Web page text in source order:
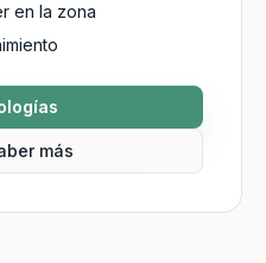
en la zona
más